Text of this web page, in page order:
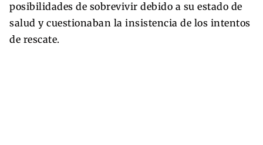
posibilidades de sobrevivir debido a su estado de
salud y cuestionaban la insistencia de los intentos
de rescate.